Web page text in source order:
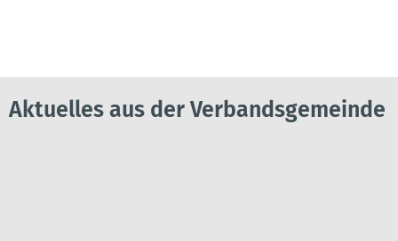
Aktuelles aus der Verbandsgemeinde